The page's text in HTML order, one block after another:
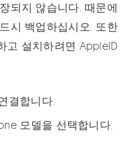
되지 않습니다. 때문에
시 백업하십시오. 또한
고 설치하려면 AppleID
결합니다.
모델을 선택합니다.